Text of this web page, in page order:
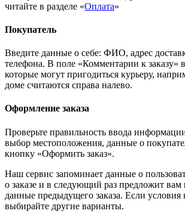
читайте в разделе «Оплата»
Покупатель
Введите данные о себе: ФИО, адрес
телефона. В поле «Комментарии к заказу»
которые могут пригодиться курьеру,
доме считаются справа налево.
Оформление заказа
Проверьте правильность ввода
выбор местоположения, данные о
кнопку «Оформить заказ».
Наш сервис запоминает данные о
о заказе и в следующий раз предложит вам
данные предыдущего заказа. Если условия
выбирайте другие варианты.